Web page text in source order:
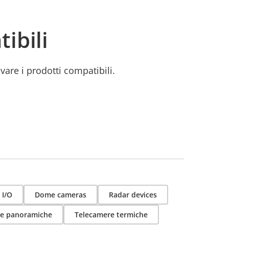
i prodotti compatibili.
I/O Dome cameras Radar devices
panoramiche Telecamere termiche